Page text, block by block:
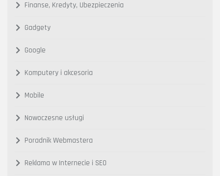
Finanse, Kredyty, Ubezpieczenia
Gadgety
Google
Komputery i akcesoria
Mobile
Nowoczesne usługi
Poradnik Webmastera
Reklama w Internecie i SEO